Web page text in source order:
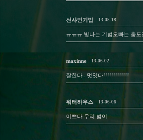
선샤인기밥 13-05-18
ㅠㅠㅠ 빛나는 기범오빠는 춤
maxinne 13-06-02
잘한다...멋잇다!!!!!!!!!!!!!
워터하우스 13-06-06
이쁘다 우리 범이